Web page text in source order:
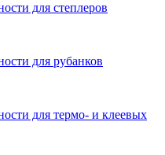
для степлеров
для рубанков
для термо- и клеевых